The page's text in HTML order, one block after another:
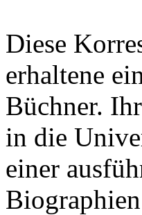
Diese
erhaltene
Büchner.
in die
einer